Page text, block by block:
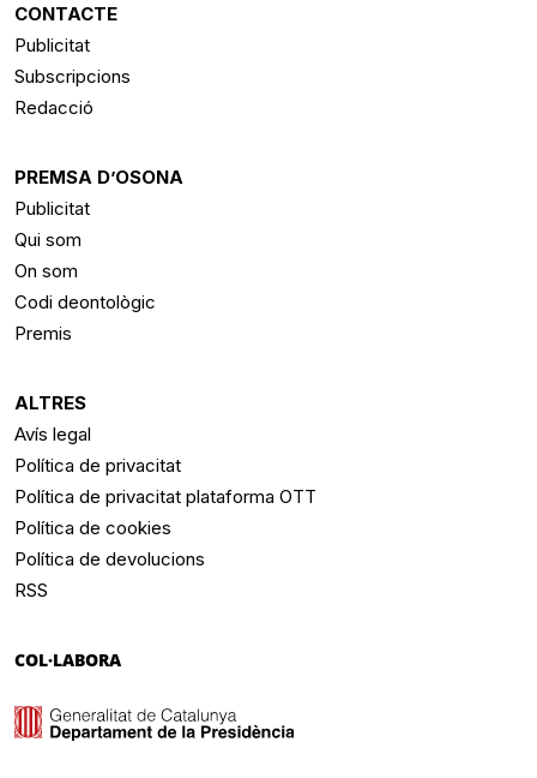
CONTACTE
Publicitat
Subscripcions
Redacció
PREMSA D’OSONA
Publicitat
Qui som
On som
Codi deontològic
Premis
ALTRES
Avís legal
Política de privacitat
Política de privacitat plataforma OTT
Política de cookies
Política de devolucions
RSS
COL·LABORA